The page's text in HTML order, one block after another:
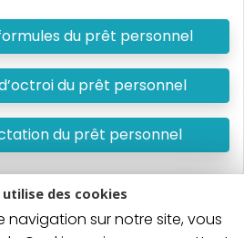
du prêt personnel
du prêt personnel
du prêt personnel
et doit être remboursé. Vérifiez
utilise des cookies
navigation sur notre site, vous